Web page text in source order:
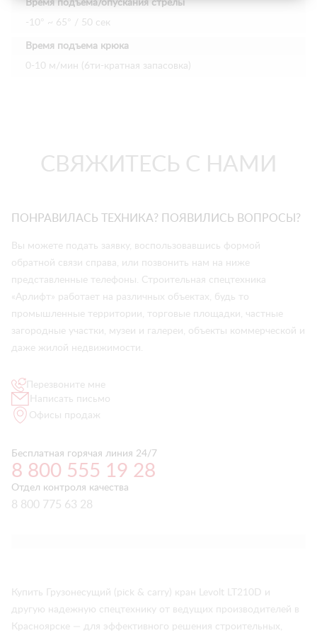
Время подъема/опускания стрелы
-10° ~ 65° / 50 сек
Время подъема крюка
0-10 м/мин (6ти-кратная запасовка)
СВЯЖИТЕСЬ С НАМИ
ПОНРАВИЛАСЬ ТЕХНИКА? ПОЯВИЛИСЬ ВОПРОСЫ?
Вы можете подать заявку, воспользовавшись формой
обратной связи справа, или позвонить нам на ниже
представленные телефоны. Строительная спецтехника
«Арлифт» работает на различных объектах, будь то
промышленные территории, торговые площадки, частные
загородные участки, музеи и галереи, объекты коммерческой и
даже жилой недвижимости.
Перезвоните мне
Написать письмо
Офисы продаж
Бесплатная горячая линия 24/7
8 800 555 19 28
Отдел контроля качества
8 800 775 63 28
Купить Грузонесущий (pick & carry) кран Levolt LT210D и
другую надежную спецтехнику от ведущих производителей в
Красноярске — для эффективного решения строительных,